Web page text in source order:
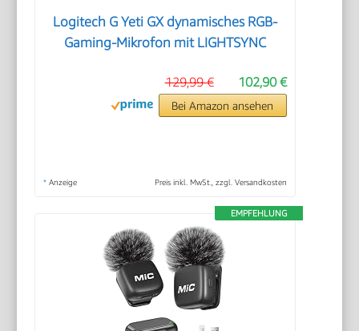
Logitech G Yeti GX dynamisches RGB-
Gaming-Mikrofon mit LIGHTSYNC
102,90 €
129,99 €
Bei Amazon ansehen
* Anzeige Preis inkl. MwSt., zzgl. Versandkosten
EMPFEHLUNG